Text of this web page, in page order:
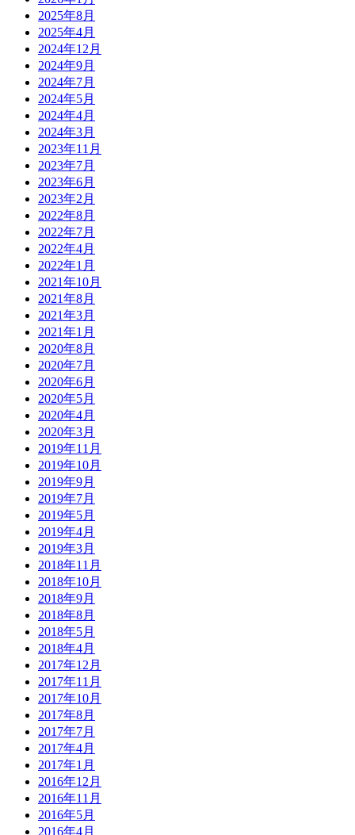
2025年8月
2025年4月
2024年12月
2024年9月
2024年7月
2024年5月
2024年4月
2024年3月
2023年11月
2023年7月
2023年6月
2023年2月
2022年8月
2022年7月
2022年4月
2022年1月
2021年10月
2021年8月
2021年3月
2021年1月
2020年8月
2020年7月
2020年6月
2020年5月
2020年4月
2020年3月
2019年11月
2019年10月
2019年9月
2019年7月
2019年5月
2019年4月
2019年3月
2018年11月
2018年10月
2018年9月
2018年8月
2018年5月
2018年4月
2017年12月
2017年11月
2017年10月
2017年8月
2017年7月
2017年4月
2017年1月
2016年12月
2016年11月
2016年5月
2016年4月